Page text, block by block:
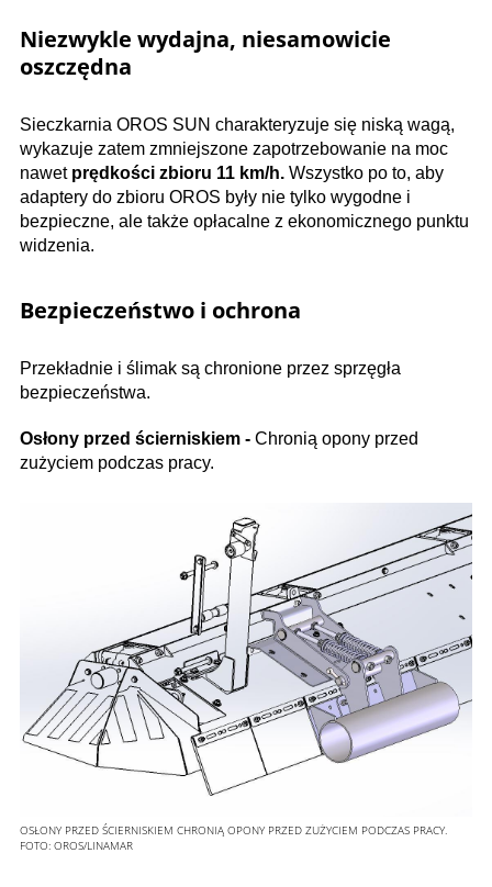
Niezwykle wydajna, niesamowicie
oszczędna
Sieczkarnia OROS SUN charakteryzuje się niską wagą,
wykazuje zatem zmniejszone zapotrzebowanie na moc
nawet prędkości zbioru 11 km/h. Wszystko po to, aby
adaptery do zbioru OROS były nie tylko wygodne i
bezpieczne, ale także opłacalne z ekonomicznego punktu
widzenia.
Bezpieczeństwo i ochrona
Przekładnie i ślimak są chronione przez sprzęgła
bezpieczeństwa.
Osłony przed ścierniskiem - Chronią opony przed
zużyciem podczas pracy.
OSŁONY PRZED ŚCIERNISKIEM CHRONIĄ OPONY PRZED ZUŻYCIEM PODCZAS PRACY.
FOTO: OROS/LINAMAR